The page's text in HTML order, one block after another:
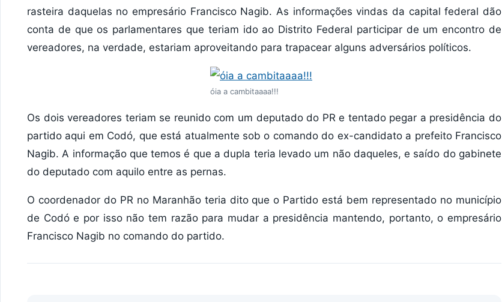
rasteira daquelas no empresário Francisco Nagib. As informações vindas da capital federal dão
conta de que os parlamentares que teriam ido ao Distrito Federal participar de um encontro de
vereadores, na verdade, estariam aproveitando para trapacear alguns adversários políticos.
óia a cambitaaaa!!!
Os dois vereadores teriam se reunido com um deputado do PR e tentado pegar a presidência do
partido aqui em Codó, que está atualmente sob o comando do ex-candidato a prefeito Francisco
Nagib. A informação que temos é que a dupla teria levado um não daqueles, e saído do gabinete
do deputado com aquilo entre as pernas.
O coordenador do PR no Maranhão teria dito que o Partido está bem representado no município
de Codó e por isso não tem razão para mudar a presidência mantendo, portanto, o empresário
Francisco Nagib no comando do partido.